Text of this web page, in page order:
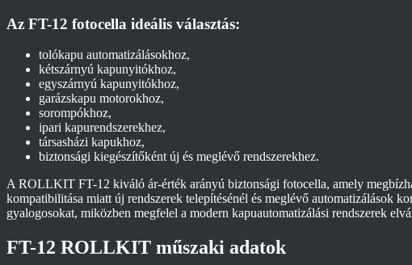
Az FT-12 fotocella ideális választás:
tolókapu automatizálásokhoz,
kétszárnyú kapunyitókhoz,
egyszárnyú kapunyitókhoz,
garázskapu motorokhoz,
sorompókhoz,
ipari kapurendszerekhez,
társasházi kapukhoz,
biztonsági kiegészítőként új és meglévő rendszerekhez.
A ROLLKIT FT-12 kiváló ár-érték arányú biztonsági fotocella, amely
kompatibilitása miatt új rendszerek telepítésénél és meglévő automatizálások
gyalogosokat, miközben megfelel a modern kapuautomatizálási rendszerek
FT-12 ROLLKIT műszaki adatok